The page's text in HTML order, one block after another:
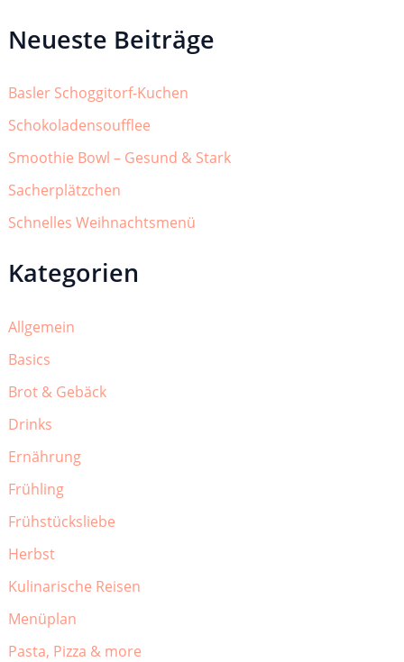
Neueste Beiträge
Basler Schoggitorf-Kuchen
Schokoladensoufflee
Smoothie Bowl – Gesund & Stark
Sacherplätzchen
Schnelles Weihnachtsmenü
Kategorien
Allgemein
Basics
Brot & Gebäck
Drinks
Ernährung
Frühling
Frühstücksliebe
Herbst
Kulinarische Reisen
Menüplan
Pasta, Pizza & more